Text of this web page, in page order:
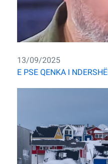
13/09/2025
E PSE QENKA I